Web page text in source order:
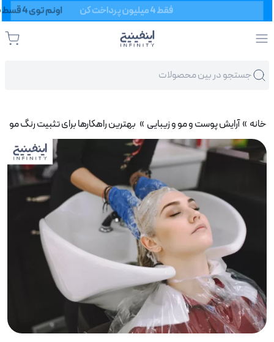
خانه »آرایش پوست و مو و زیبایی » بهترین راهکارها برای تثبیت رنگ مو